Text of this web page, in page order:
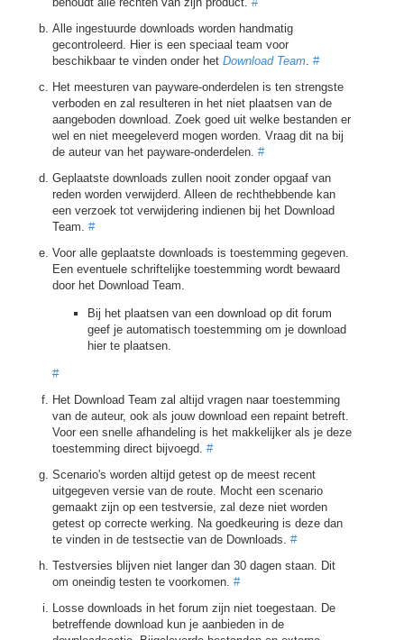
Alle ingestuurde downloads worden handmatig
gecontroleerd. Hier is een speciaal team voor
beschikbaar te vinden onder het Download Team. #
Het meesturen van payware-onderdelen is ten strengste
verboden en zal resulteren in het niet plaatsen van de
aangeboden download. Zoek goed uit welke bestanden er
wel en niet meegeleverd mogen worden. Vraag dit na bij
de auteur van het payware-onderdelen. #
Geplaatste downloads zullen nooit zonder opgaaf van
reden worden verwijderd. Alleen de rechthebbende kan
een verzoek tot verwijdering indienen bij het Download
Team. #
Voor alle geplaatste downloads is toestemming gegeven.
Een eventuele schriftelijke toestemming wordt bewaard
door het Download Team.
Bij het plaatsen van een download op dit forum
geef je automatisch toestemming om je download
hier te plaatsen.
#
Het Download Team zal altijd vragen naar toestemming
van de auteur, ook als jouw download een repaint betreft.
Voor een snelle afhandeling is het makkelijker als je deze
toestemming direct bijvoegd. #
Scenario's worden altijd getest op de meest recent
uitgegeven versie van de route. Mocht een scenario
gemaakt zijn op een testversie, zal deze niet worden
getest op correcte werking. Na goedkeuring is deze dan
te vinden in de testsectie van de Downloads. #
Testversies blijven niet langer dan 30 dagen staan. Dit
om oneindig testen te voorkomen. #
Losse downloads in het forum zijn niet toegestaan. De
betreffende download kun je aanbieden in de